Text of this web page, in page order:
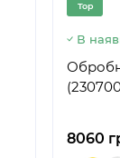
Top
В
8060